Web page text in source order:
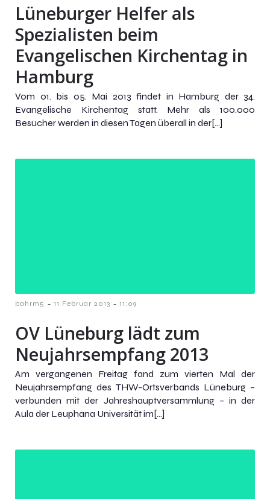
Lüneburger Helfer als
Spezialisten beim
Evangelischen Kirchentag in
Hamburg
Vom 01. bis 05. Mai 2013 findet in Hamburg der 34.
Evangelische Kirchentag statt. Mehr als 100.000
Besucher werden in diesen Tagen überall in der[…]
bahrm5 - 11 Februar 2013 - 11:09
OV Lüneburg lädt zum
Neujahrsempfang 2013
Am vergangenen Freitag fand zum vierten Mal der
Neujahrsempfang des THW-Ortsverbands Lüneburg –
verbunden mit der Jahreshauptversammlung – in der
Aula der Leuphana Universität im[…]